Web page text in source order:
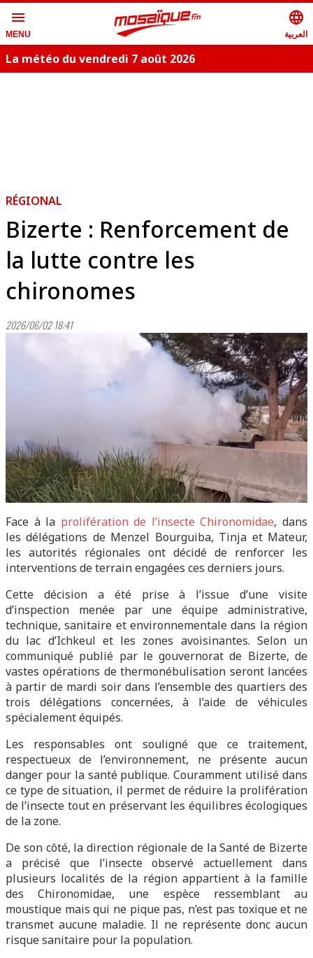
menu
MENU
language
العربية
La météo du vendredi 7 août 2026
RÉGIONAL
Bizerte : Renforcement de
la lutte contre les
chironomes
2026/06/02 18:41
Face à la prolifération de l’insecte Chironomidae, dans
les délégations de Menzel Bourguiba, Tinja et Mateur,
les autorités régionales ont décidé de renforcer les
interventions de terrain engagées ces derniers jours.
Cette décision a été prise à l’issue d’une visite
d’inspection menée par une équipe administrative,
technique, sanitaire et environnementale dans la région
du lac d’Ichkeul et les zones avoisinantes. Selon un
communiqué publié par le gouvernorat de Bizerte, de
vastes opérations de thermonébulisation seront lancées
à partir de mardi soir dans l’ensemble des quartiers des
trois délégations concernées, à l’aide de véhicules
spécialement équipés.
Les responsables ont souligné que ce traitement,
respectueux de l’environnement, ne présente aucun
danger pour la santé publique. Couramment utilisé dans
ce type de situation, il permet de réduire la prolifération
de l’insecte tout en préservant les équilibres écologiques
de la zone.
De son côté, la direction régionale de la Santé de Bizerte
a précisé que l’insecte observé actuellement dans
plusieurs localités de la région appartient à la famille
des Chironomidae, une espèce ressemblant au
moustique mais qui ne pique pas, n’est pas toxique et ne
transmet aucune maladie. Il ne représente donc aucun
risque sanitaire pour la population.